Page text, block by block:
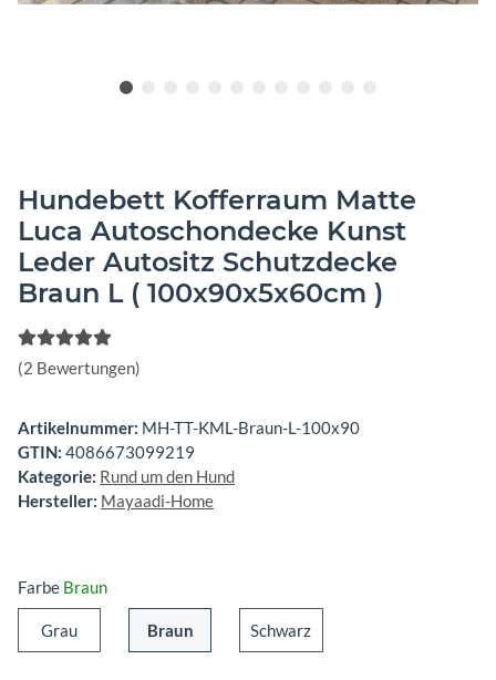
Hundebett Kofferraum Matte
Luca Autoschondecke Kunst
Leder Autositz Schutzdecke
Braun L ( 100x90x5x60cm )
(2 Bewertungen)
Artikelnummer: MH-TT-KML-Braun-L-100x90
GTIN: 4086673099219
Kategorie: Rund um den Hund
Hersteller: Mayaadi-Home
Farbe Braun
GrauGrau BraunBraun SchwarzSchwarz